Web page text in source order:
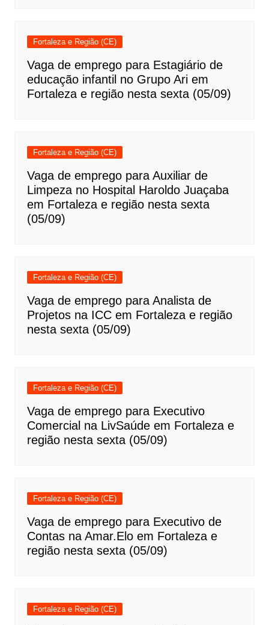
Fortaleza e Região (CE)
Vaga de emprego para Estagiário de
educação infantil no Grupo Ari em
Fortaleza e região nesta sexta (05/09)
Fortaleza e Região (CE)
Vaga de emprego para Auxiliar de
Limpeza no Hospital Haroldo Juaçaba
em Fortaleza e região nesta sexta
(05/09)
Fortaleza e Região (CE)
Vaga de emprego para Analista de
Projetos na ICC em Fortaleza e região
nesta sexta (05/09)
Fortaleza e Região (CE)
Vaga de emprego para Executivo
Comercial na LivSaúde em Fortaleza e
região nesta sexta (05/09)
Fortaleza e Região (CE)
Vaga de emprego para Executivo de
Contas na Amar.Elo em Fortaleza e
região nesta sexta (05/09)
Fortaleza e Região (CE)